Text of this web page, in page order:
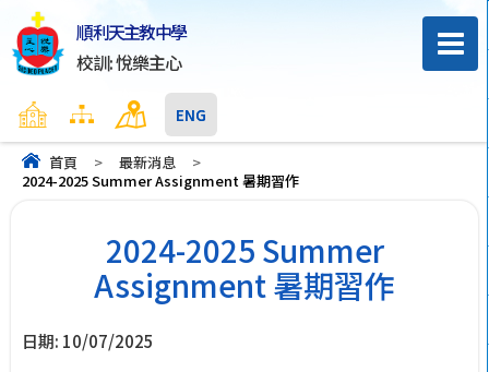
順利天主教中學
校訓: 悅樂主心
主頁 網頁地圖 聯絡我們
ENG
首頁 > 最新消息
>
2024-2025 Summer Assignment 暑期習作
2024-2025 Summer
Assignment 暑期習作
日期: 10/07/2025